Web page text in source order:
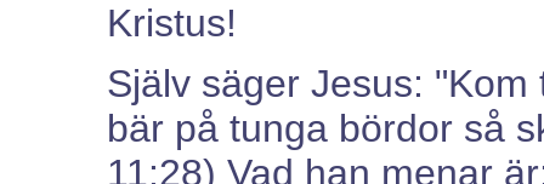
Kristus!
Själv säger Jesus:
bär på tunga bördor så
11:28) Vad han menar